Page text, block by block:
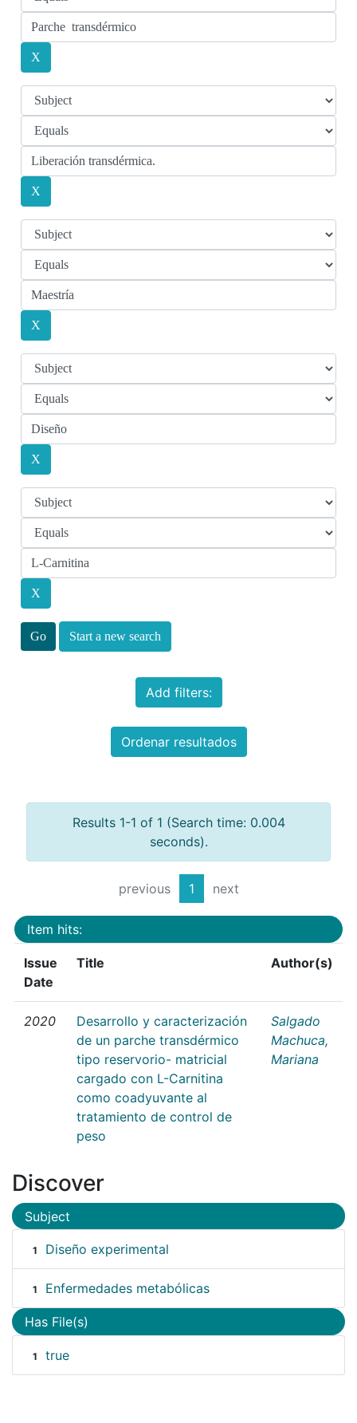
Start a new search
Add filters:
Ordenar resultados
Results 1-1 of 1 (Search time: 0.004
seconds).
previous 1 next
Item hits:
Issue
Date
Title Author(s)
2020
Desarrollo y caracterización
de un parche transdérmico
tipo reservorio- matricial
cargado con L-Carnitina
como coadyuvante al
tratamiento de control de
peso
Salgado
Machuca,
Mariana
Discover
Subject
1 Diseño experimental
1 Enfermedades metabólicas
Has File(s)
1 true